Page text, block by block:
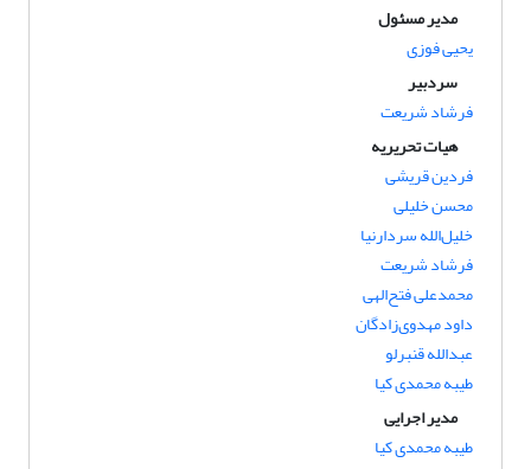
مدیر مسئول
یحیی فوزی
سردبیر
فرشاد شریعت
هیات تحریریه
فردین قریشی
محسن خلیلی
خلیل‌الله سردارنیا
فرشاد شریعت
محمدعلی فتح‌الهی
داود مهدوی‌زادگان
عبدالله قنبرلو
طیبه محمدی کیا
مدیر اجرایی
طیبه محمدی کیا